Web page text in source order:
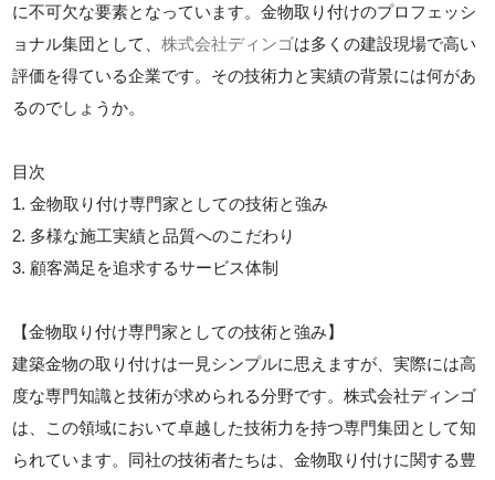
に不可欠な要素となっています。金物取り付けのプロフェッシ
ョナル集団として、株式会社ディンゴは多くの建設現場で高い
評価を得ている企業です。その技術力と実績の背景には何があ
るのでしょうか。
目次
1. 金物取り付け専門家としての技術と強み
2. 多様な施工実績と品質へのこだわり
3. 顧客満足を追求するサービス体制
【金物取り付け専門家としての技術と強み】
建築金物の取り付けは一見シンプルに思えますが、実際には高
度な専門知識と技術が求められる分野です。株式会社ディンゴ
は、この領域において卓越した技術力を持つ専門集団として知
られています。同社の技術者たちは、金物取り付けに関する豊